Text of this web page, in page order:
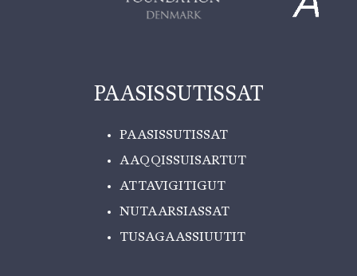
PAASISSUTISSAT
PAASISSUTISSAT
AAQQISSUISARTUT
ATTAVIGITIGUT
NUTAARSIASSAT
TUSAGAASSIUUTIT